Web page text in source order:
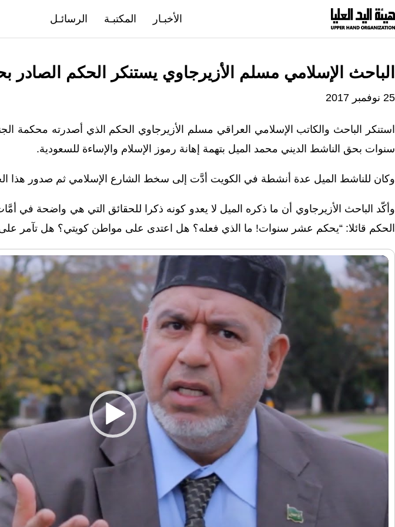
انتقل
إلى
المحتوى
الأخبـار المكتبـة الرسائـل
الباحث الإسلامي مسلم الأزيرجاوي يستنكر الحكم الصادر
25 نوفمبر 2017
استنكر الباحث والكاتب الإسلامي العراقي مسلم الأزيرجاوي الحكم الذي أصدرته محكمة
سنوات بحق الناشط الديني محمد الميل بتهمة إهانة رموز الإسلام والإساءة للسعودية.
وكان للناشط الميل عدة أنشطة في الكويت أدَّت إلى سخط الشارع الإسلامي ثم صدور هذا
وأكّد الباحث الأزيرجاوي أن ما ذكره الميل لا يعدو كونه ذكرا للحقائق التي هي واضحة في
الحكم قائلا: “يحكم عشر سنوات! ما الذي فعله؟ هل اعتدى على مواطن كويتي؟ هل تآمر على
مشغل
الفيديو